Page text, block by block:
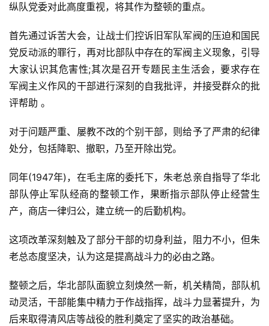
纵队党委对此高度重视，将其作为整顿的重点。
首先通过诉苦大会，让战士们控诉旧军队军阀的压迫和国民
党反动派的罪行，再对比部队中存在的军阀主义现象，引导
大家认识其危害性;其次是召开专题民主生活会，要求存在
军阀主义作风的干部进行深刻的自我批评，并接受群众的批
评帮助 。
对于问题严重、屡教不改的个别干部，则给予了严肃的纪律
处分，包括降职、撤职，乃至开除出党。
同年(1947年)，在毛主席的委托下，朱老总亲自指导了华北
部队停止军队经商的整顿工作，果断指示部队停止经营生
产，商店一律归公，建立统一的后勤机构。
这项改革深刻触及了部分干部的切身利益，阻力不小，但朱
老总态度坚决，认为这是提高战斗力的必由之路。
整顿之后，华北部队面貌立刻焕然一新，机关精简，部队机
动灵活，干部能集中精力于作战指挥，战斗力显著提升，为
后来取得清风店等战役的胜利奠定了坚实的政治基础。